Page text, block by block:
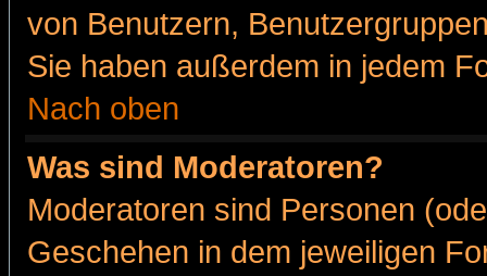
von Benutzern,
Sie haben außerdem in jedem
Nach oben
Was sind Moderatoren?
Moderatoren sind Personen
Geschehen in dem jeweiligen